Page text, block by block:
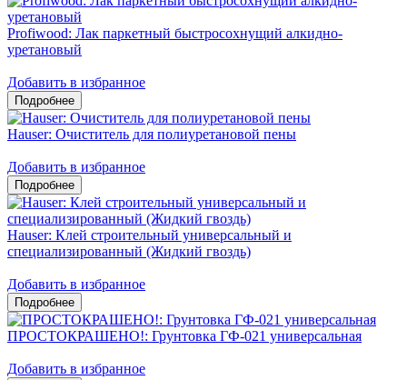
Profiwood: Лак паркетный быстросохнущий алкидно-
уретановый
Добавить в избранное
Hauser: Очиститель для полиуретановой пены
Добавить в избранное
Hauser: Клей строительный универсальный и
специализированный (Жидкий гвоздь)
Добавить в избранное
ПРОСТОКРАШЕНО!: Грунтовка ГФ-021 универсальная
Добавить в избранное